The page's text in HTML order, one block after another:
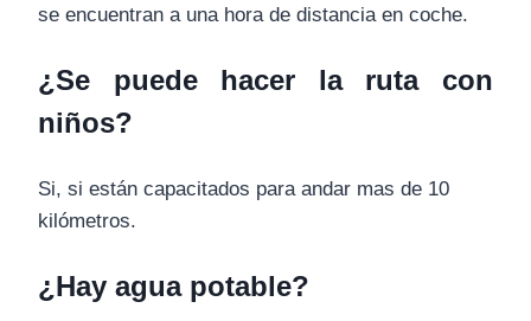
se encuentran a una hora de distancia en coche.
¿Se puede hacer la ruta con
niños?
Si, si están capacitados para andar mas de 10
kilómetros.
¿Hay agua potable?